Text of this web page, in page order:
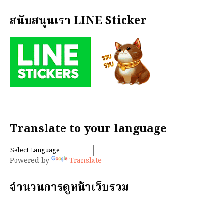
สนับสนุนเรา LINE Sticker
Translate to your language
Powered by Translate
จำนวนการดูหน้าเว็บรวม